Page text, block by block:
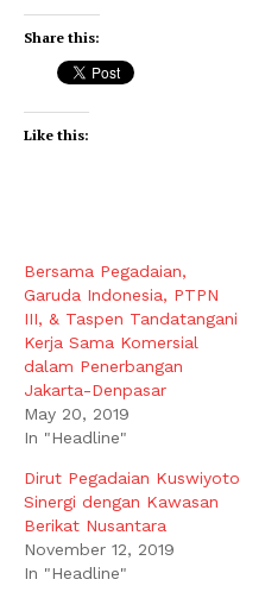
Share this:
Like this:
Bersama Pegadaian,
Garuda Indonesia, PTPN
III, & Taspen Tandatangani
Kerja Sama Komersial
dalam Penerbangan
Jakarta-Denpasar
May 20, 2019
In "Headline"
Dirut Pegadaian Kuswiyoto
Sinergi dengan Kawasan
Berikat Nusantara
November 12, 2019
In "Headline"